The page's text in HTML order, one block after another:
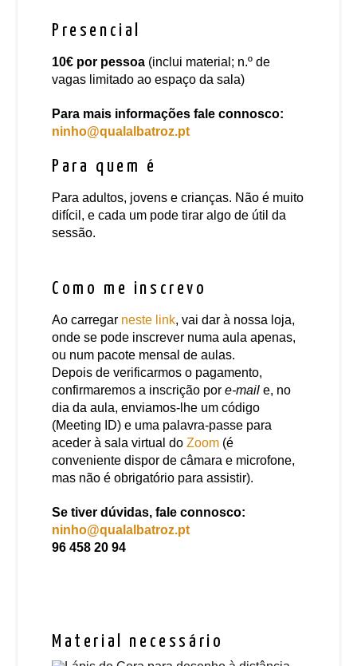
Presencial
10€ por pessoa (inclui material; n.º de
vagas limitado ao espaço da sala)
Para mais informações fale connosco:
ninho@qualalbatroz.pt
Para quem é
Para adultos, jovens e crianças. Não é muito
difícil, e cada um pode tirar algo de útil da
sessão.
Como me inscrevo
Ao carregar neste link, vai dar à nossa loja,
onde se pode inscrever numa aula apenas,
ou num pacote mensal de aulas.
Depois de verificarmos o pagamento,
confirmaremos a inscrição pore-mail e, no
dia da aula, enviamos-lhe um código
(Meeting ID) e uma palavra-passe para
aceder à sala virtual doZoom (é
conveniente dispor de câmara e microfone,
mas não é obrigatório para assistir).
Se tiver dúvidas, fale connosco:
ninho@qualalbatroz.pt
96 458 20 94
Material necessário